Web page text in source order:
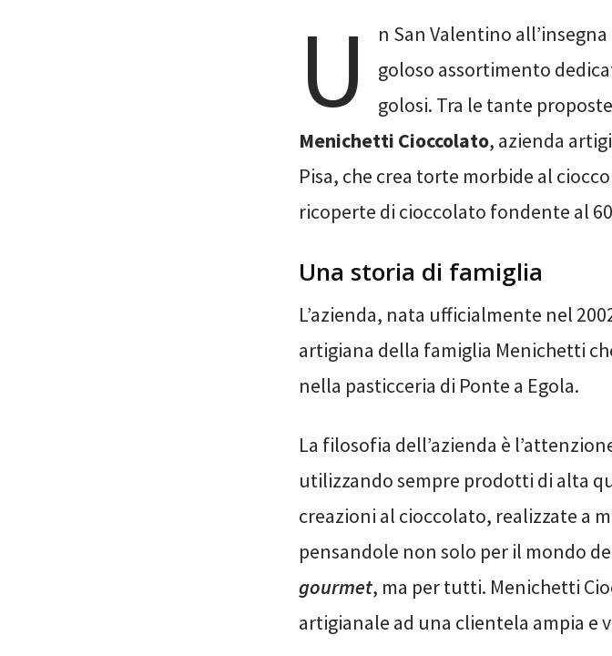
U
n San Valentino
goloso assortimento
golosi. Tra le tante
Menichetti Cioccolato, azienda
Pisa, che crea torte morbide al
ricoperte di cioccolato fondente al
Una storia di famiglia
L’azienda, nata ufficialmente nel
artigiana della famiglia Menichetti
nella pasticceria di Ponte a Egola.
La filosofia dell’azienda è
utilizzando sempre prodotti di alta
creazioni al cioccolato, realizzate a
pensandole non solo per il mondo
gourmet, ma per tutti. Menichetti
artigianale ad una clientela ampia e